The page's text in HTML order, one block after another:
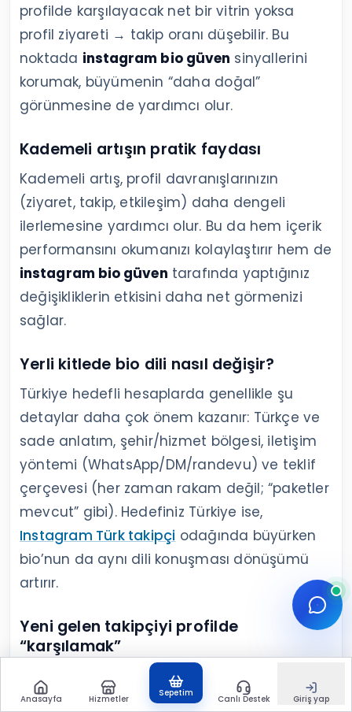
profilde karşılayacak net bir vitrin yoksa
profil ziyareti → takip oranı düşebilir. Bu
noktada instagram bio güven sinyallerini
korumak, büyümenin “daha doğal”
görünmesine de yardımcı olur.
Kademeli artışın pratik faydası
Kademeli artış, profil davranışlarınızın
(ziyaret, takip, etkileşim) daha dengeli
ilerlemesine yardımcı olur. Bu da hem içerik
performansını okumanızı kolaylaştırır hem de
instagram bio güven tarafında yaptığınız
değişikliklerin etkisini daha net görmenizi
sağlar.
Yerli kitlede bio dili nasıl değişir?
Türkiye hedefli hesaplarda genellikle şu
detaylar daha çok önem kazanır: Türkçe ve
sade anlatım, şehir/hizmet bölgesi, iletişim
yöntemi (WhatsApp/DM/randevu) ve teklif
çerçevesi (her zaman rakam değil; “paketler
mevcut” gibi). Hedefiniz Türkiye ise,
Instagram Türk takipçi odağında büyürken
bio’nun da aynı dili konuşması dönüşümü
artırır.
Yeni gelen takipçiyi profilde
“karşılamak”
Yeni gelen biri genelde şu sırayla tarar: profil
fotoğrafı → bio → sabitlenenler → öne
Anasayfa Hizmetler
Sepetim
Canlı Destek Giriş yap